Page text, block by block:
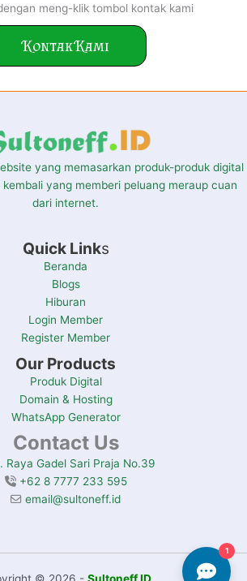
meng-klik tombol kontak kami
Kontak Kami
yang memasarkan produk-produk digital
yang memberi peluang meraup cuan
dari internet.
Quick Links
Beranda
Blogs
Hiburan
Login Member
Register Member
Our Products
Produk Digital
Domain & Hosting
WhatsApp Generator
Contact Us
Raya Gadel Sari Praja No.39
+62 8 7777 233 595
email@sultoneff.id
1